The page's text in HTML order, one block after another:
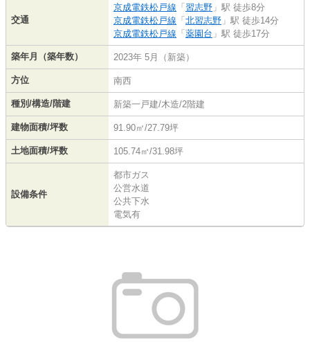
交通
京成電鉄松戸線 「 習志野 」駅 徒歩8分
京成電鉄松戸線 「 北習志野 」駅 徒歩14分
京成電鉄松戸線 「 薬園台 」駅 徒歩17分
築年月（築年数） 2023年 5月（新築）
方位 南西
種別/構造/階建 新築一戸建/木造/2階建
建物面積/坪数 91.90㎡/27.79坪
土地面積/坪数 105.74㎡/31.98坪
設備条件
都市ガス
公営水道
公共下水
電気有